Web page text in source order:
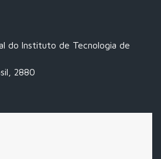
do Instituto de Tecnologia de
2880